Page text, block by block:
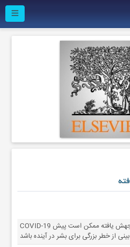
COVID-19 جهش یافته ممکن است پیش
بینی از خطر بزرگی برای بشر در آینده باشد